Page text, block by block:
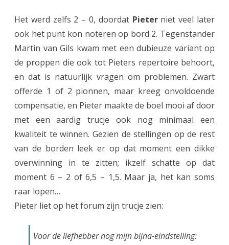
t
e
w
i
n
e
n
Het werd zelfs 2 – 0, doordat Pieterniet veel later
ook het punt kon noteren op bord 2. Tegenstander
Martin van Gils kwam met een dubieuze variant op
de proppen die ook tot Pieters repertoire behoort,
en dat is natuurlijk vragen om problemen. Zwart
offerde 1 of 2 pionnen, maar kreeg onvoldoende
compensatie, en Pieter maakte de boel mooi af door
met een aardig trucje ook nog minimaal een
kwaliteit te winnen. Gezien de stellingen op de rest
van de borden leek er op dat moment een dikke
overwinning in te zitten; ikzelf schatte op dat
moment 6 – 2 of 6,5 – 1,5. Maar ja, het kan soms
raar lopen…
Pieter liet op het forum zijn trucje zien:
Voor de liefhebber nog mijn bijna-eindstelling: